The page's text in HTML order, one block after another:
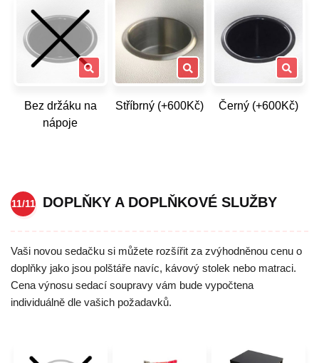
Bez držáku na
nápoje
Stříbrný (+600Kč) Černý (+600Kč)
11/11 DOPLŇKY A DOPLŇKOVÉ SLUŽBY
Vaši novou sedačku si můžete rozšířit za zvýhodněnou cenu o
doplňky jako jsou polštáře navíc, kávový stolek nebo matraci.
Cena výnosu sedací soupravy vám bude vypočtena
individuálně dle vašich požadavků.